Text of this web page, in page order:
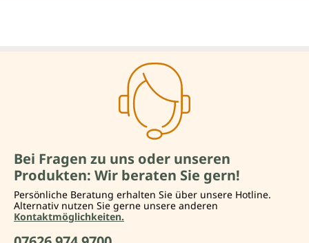
Bei Fragen zu uns oder unseren
Produkten: Wir beraten Sie gern!
Persönliche Beratung erhalten Sie über unsere Hotline.
Alternativ nutzen Sie gerne unsere anderen
Kontaktmöglichkeiten.